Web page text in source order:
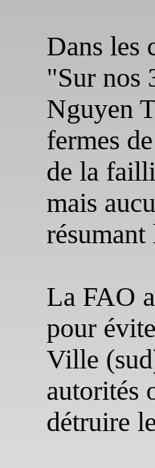
Dans les
"Sur nos
Nguyen
fermes
de la
mais
résumant
La FAO
pour
Ville
autorités
détruire